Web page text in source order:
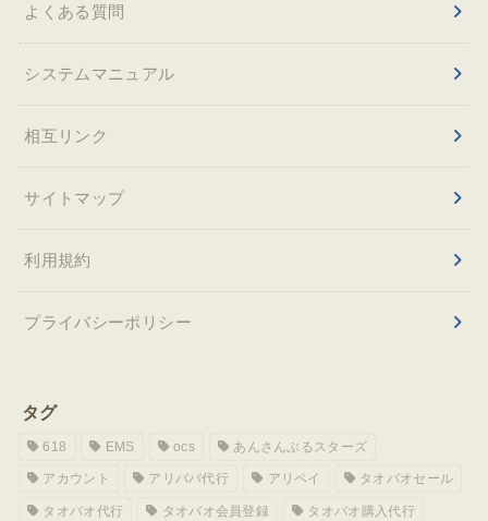
よくある質問
システムマニュアル
相互リンク
サイトマップ
利用規約
プライバシーポリシー
タグ
618 EMS ocs あんさんぶるスターズ
アカウント アリババ代行 アリペイ タオバオセール
タオバオ代行 タオバオ会員登録 タオバオ購入代行